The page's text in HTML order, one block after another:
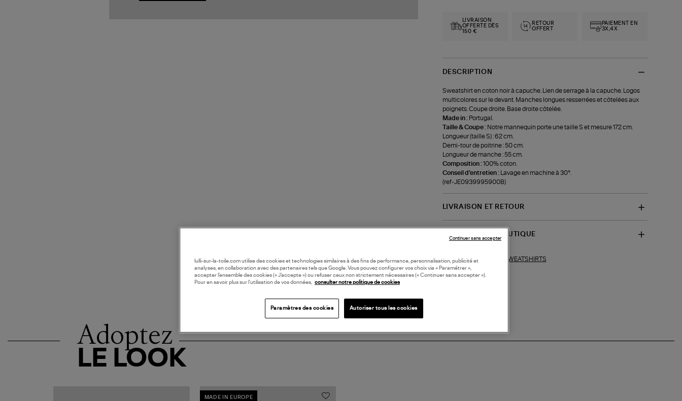
LIVRAISON
OFFERTE DÈS
150 €
RETOUR
OFFERT
PAIEMENT EN
3X,4X
DESCRIPTION
Sweatshirt en coton noir à capuche. Lien de serrage à la capuche. Logos
multicolores sur le devant. Manches longues resserrées et côtelées aux
poignets. Coupe droite. Base droite côtelée.
Made in : Portugal.
Taille & Coupe : Notre mannequin porte une taille S et mesure 172 cm.
Longueur (taille S) : 62 cm.
Demi-tour de poitrine : 50 cm.
Longueur de manche : 55 cm.
Composition :100% coton.
Conseil d'entretien :
Lavage en machine à 30°.
(ref-JE0939995900B)
LIVRAISON ET RETOUR
DISPONIBILITÉ BOUTIQUE
Collections similaires : SWEATSHIRTS
Adoptez
LE LOOK
MADE IN EUROPE
lulli-sur-la-toile.com utilise des cookies et technologies similaires à des fins de performance, personnalisation, publicité et
analyses, en collaboration avec des partenaires tels que Google. Vous pouvez configurer vos choix via « Paramétrer »,
accepter l’ensemble des cookies (« J’accepte ») ou refuser ceux non strictement nécessaires (« Continuer sans accepter »).
Pour en savoir plus sur l’utilisation de vos données, consulter notre politique de cookies
Paramètres des cookies Autoriser tous les cookies
Continuer sans accepter